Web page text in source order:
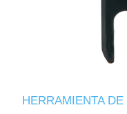
HERRAMIENTA